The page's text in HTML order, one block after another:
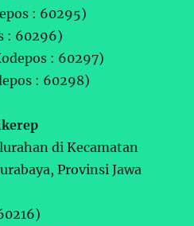
: 60295)
: 60296)
: 60297)
: 60298)
di Kecamatan
Provinsi Jawa